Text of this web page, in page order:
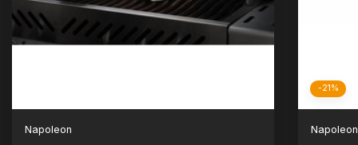
Napoleon
-21%
Napoleon